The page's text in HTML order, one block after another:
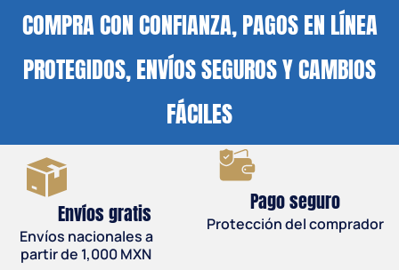
COMPRA CON CONFIANZA, PAGOS EN LÍNEA
PROTEGIDOS, ENVÍOS SEGUROS Y CAMBIOS
FÁCILES
Envíos gratis
Envíos nacionales a
partir de 1,000 MXN
Pago seguro
Protección del comprador